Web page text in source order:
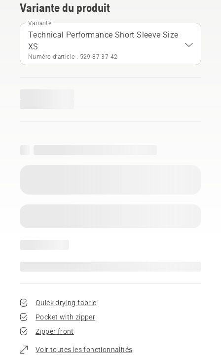
Variante du produit
Variante
Technical Performance Short Sleeve Size
XS
Numéro d’article : 529 87 37‑42
Quick drying fabric
Pocket with zipper
Zipper front
Voir toutes les fonctionnalités